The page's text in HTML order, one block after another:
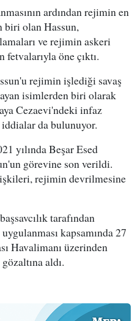
ardından rejimin en
biri olan Hassun,
ve rejimin askeri
fetvalarıyla öne çıktı.
rejimin işlediği savaş
isimlerden biri olarak
Cezaevi'ndeki infaz
iddialar da bulunuyor.
yılında Beşar Esed
görevine son verildi.
rejimin devrilmesine
tarafından
kapsamında 27
Havalimanı üzerinden
aldı.